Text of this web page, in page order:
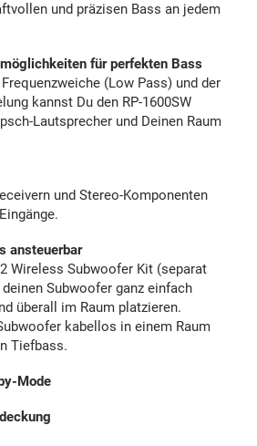
und präzisen Bass an jedem
für perfekten Bass
(Low Pass) und der
kannst Du den RP-1600SW
Lautsprecher und Deinen Raum
und Stereo-Komponenten
ansteuerbar
Wireless Subwoofer Kit (separat
Subwoofer ganz einfach
überall im Raum platzieren.
kabellos in einem Raum
Tiefbass.
Mode